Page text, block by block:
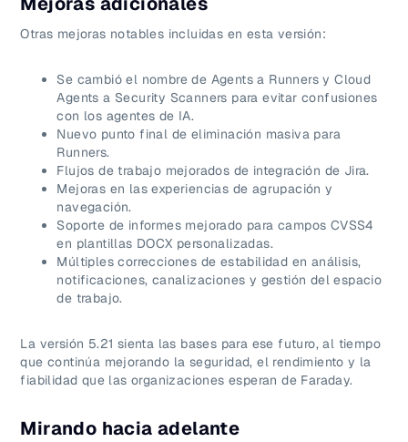
Otras mejoras notables incluidas en esta versión:
Se cambió el nombre de Agents a Runners y Cloud
Agents a Security Scanners para evitar confusiones
con los agentes de IA.
Nuevo punto final de eliminación masiva para
Runners.
Flujos de trabajo mejorados de integración de Jira.
Mejoras en las experiencias de agrupación y
navegación.
Soporte de informes mejorado para campos CVSS4
en plantillas DOCX personalizadas.
Múltiples correcciones de estabilidad en análisis,
notificaciones, canalizaciones y gestión del espacio
de trabajo.
La versión 5.21 sienta las bases para ese futuro, al tiempo
que continúa mejorando la seguridad, el rendimiento y la
fiabilidad que las organizaciones esperan de Faraday.
Mirando hacia adelante